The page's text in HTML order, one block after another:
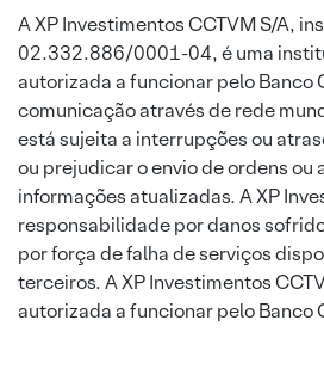
A XP Investimentos CCTVM S/A,
02.332.886/0001-04, é uma
autorizada a funcionar pelo Banco
comunicação através de rede
está sujeita a interrupções ou
ou prejudicar o envio de ordens ou
informações atualizadas. A XP
responsabilidade por danos
por força de falha de serviços
terceiros. A XP Investimentos
autorizada a funcionar pelo Banco